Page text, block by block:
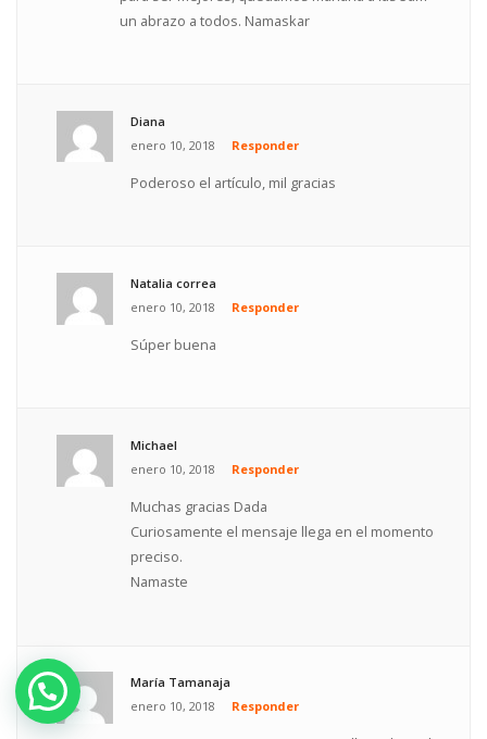
un abrazo a todos. Namaskar
Diana
enero 10, 2018
Responder
Poderoso el artículo, mil gracias
Natalia correa
enero 10, 2018
Responder
Súper buena
Michael
enero 10, 2018
Responder
Muchas gracias Dada
Curiosamente el mensaje llega en el momento
preciso.
Namaste
María Tamanaja
enero 10, 2018
Responder